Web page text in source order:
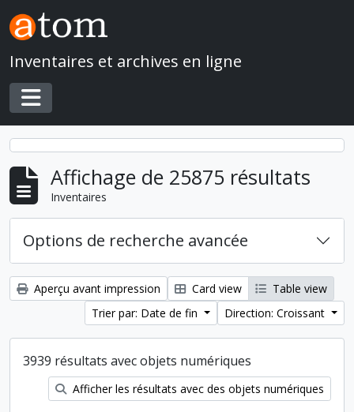
Skip to main content
Inventaires et archives en ligne
Toggle navigation
Affichage de 25875 résultats
Inventaires
Options de recherche avancée
Aperçu avant impression Card view
Table view
Trier par: Date de fin
Direction: Croissant
3939 résultats avec objets numériques
Afficher les résultats avec des objets numériques